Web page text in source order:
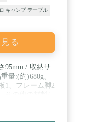
キャンプ テーブル
る
95mm / 収納サ
量:(約)680g、
1、フレーム脚2
/ 部門名: ユニ